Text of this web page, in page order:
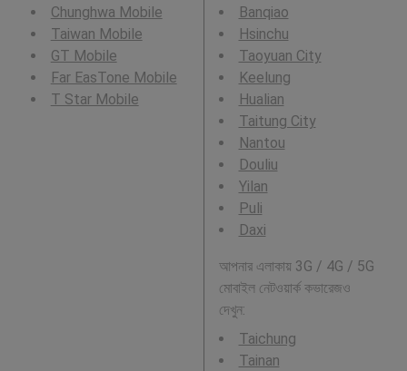
Chunghwa Mobile
Taiwan Mobile
GT Mobile
Far EasTone Mobile
T Star Mobile
Banqiao
Hsinchu
Taoyuan City
Keelung
Hualian
Taitung City
Nantou
Douliu
Yilan
Puli
Daxi
আপনার এলাকায় 3G / 4G / 5G
মোবাইল নেটওয়ার্ক কভারেজও
দেখুন:
Taichung
Tainan